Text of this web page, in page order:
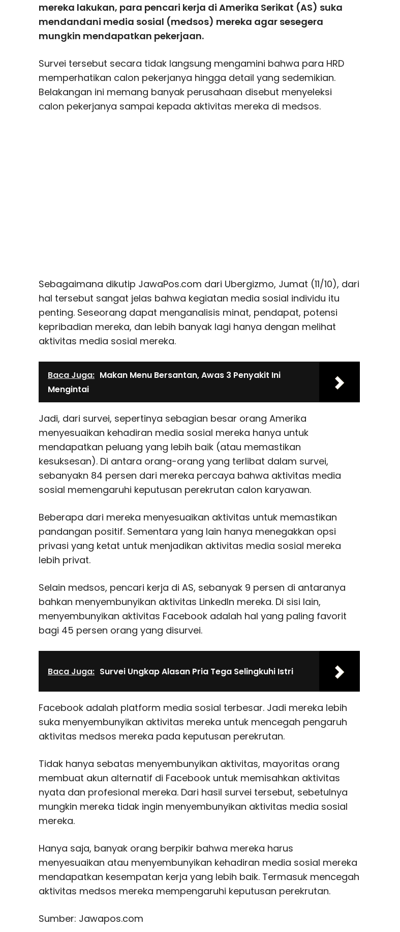
mereka lakukan, para pencari kerja di Amerika Serikat (AS) suka
mendandani media sosial (medsos) mereka agar sesegera
mungkin mendapatkan pekerjaan.
Survei tersebut secara tidak langsung mengamini bahwa para HRD
memperhatikan calon pekerjanya hingga detail yang sedemikian.
Belakangan ini memang banyak perusahaan disebut menyeleksi
calon pekerjanya sampai kepada aktivitas mereka di medsos.
Sebagaimana dikutip JawaPos.com dari Ubergizmo, Jumat (11/10), dari
hal tersebut sangat jelas bahwa kegiatan media sosial individu itu
penting. Seseorang dapat menganalisis minat, pendapat, potensi
kepribadian mereka, dan lebih banyak lagi hanya dengan melihat
aktivitas media sosial mereka.
Baca Juga: Makan Menu Bersantan, Awas 3 Penyakit Ini
Mengintai
Jadi, dari survei, sepertinya sebagian besar orang Amerika
menyesuaikan kehadiran media sosial mereka hanya untuk
mendapatkan peluang yang lebih baik (atau memastikan
kesuksesan). Di antara orang-orang yang terlibat dalam survei,
sebanyakn 84 persen dari mereka percaya bahwa aktivitas media
sosial memengaruhi keputusan perekrutan calon karyawan.
Beberapa dari mereka menyesuaikan aktivitas untuk memastikan
pandangan positif. Sementara yang lain hanya menegakkan opsi
privasi yang ketat untuk menjadikan aktivitas media sosial mereka
lebih privat.
Selain medsos, pencari kerja di AS, sebanyak 9 persen di antaranya
bahkan menyembunyikan aktivitas LinkedIn mereka. Di sisi lain,
menyembunyikan aktivitas Facebook adalah hal yang paling favorit
bagi 45 persen orang yang disurvei.
Baca Juga: Survei Ungkap Alasan Pria Tega Selingkuhi Istri
Facebook adalah platform media sosial terbesar. Jadi mereka lebih
suka menyembunyikan aktivitas mereka untuk mencegah pengaruh
aktivitas medsos mereka pada keputusan perekrutan.
Tidak hanya sebatas menyembunyikan aktivitas, mayoritas orang
membuat akun alternatif di Facebook untuk memisahkan aktivitas
nyata dan profesional mereka. Dari hasil survei tersebut, sebetulnya
mungkin mereka tidak ingin menyembunyikan aktivitas media sosial
mereka.
Hanya saja, banyak orang berpikir bahwa mereka harus
menyesuaikan atau menyembunyikan kehadiran media sosial mereka
mendapatkan kesempatan kerja yang lebih baik. Termasuk mencegah
aktivitas medsos mereka mempengaruhi keputusan perekrutan.
Sumber: Jawapos.com